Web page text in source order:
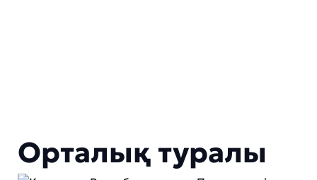
Орталық туралы